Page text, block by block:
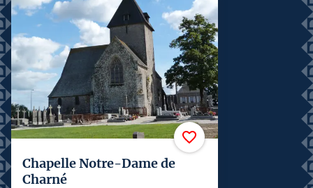
Chapelle Notre-Dame de
Charné